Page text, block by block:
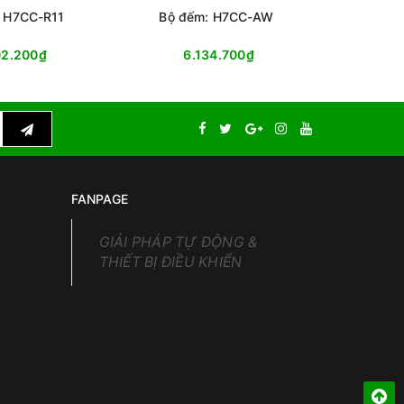
R11 Bộ đếm: H7CC-AW
6.134.700₫
FANPAGE
GIẢI PHÁP TỰ ĐỘNG &
THIẾT BỊ ĐIỀU KHIỂN